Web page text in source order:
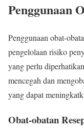
Penggunaan
Penggunaan obat-
pengelolaan risiko
yang perlu
mencegah dan
yang dapat
Obat-obatan